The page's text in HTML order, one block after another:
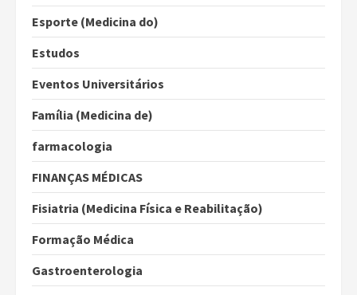
Esporte (Medicina do)
Estudos
Eventos Universitários
Família (Medicina de)
farmacologia
FINANÇAS MÉDICAS
Fisiatria (Medicina Física e Reabilitação)
Formação Médica
Gastroenterologia